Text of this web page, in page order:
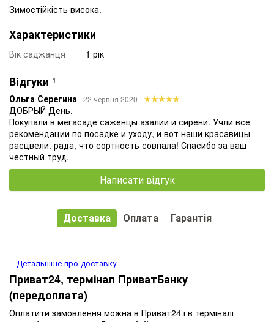
Зимостійкість висока.
Характеристики
Вік саджанця 1 рік
Відгуки 1
Ольга Серегина 22 червня 2020
ДОБРЫЙ День.
Покупали в мегасаде саженцы азалии и сирени. Учли все
рекомендации по посадке и уходу, и вот наши красавицы
расцвели. рада, что сортность совпала! Спасибо за ваш
честный труд.
Написати відгук
Доставка Оплата Гарантія
Детальніше про доставку
Приват24, термінал ПриватБанку
(передоплата)
Оплатити замовлення можна в Приват24 і в терміналі